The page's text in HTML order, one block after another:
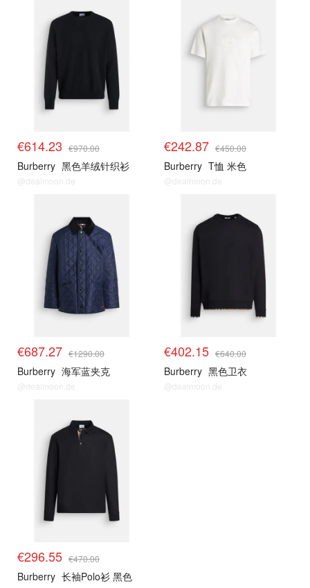
€614.23 €970.00
Burberry 黑色羊绒针织衫
@dealmoon.de
€242.87 €450.00
Burberry T恤 米色
@dealmoon.de
€687.27 €1290.00
Burberry 海军蓝夹克
@dealmoon.de
€402.15 €640.00
Burberry 黑色卫衣
@dealmoon.de
€296.55 €470.00
Burberry 长袖Polo衫 黑色